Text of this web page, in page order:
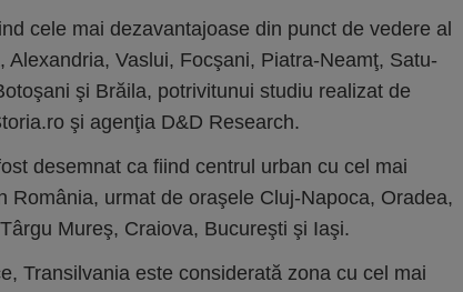
cele mai dezavantajoase din punct de vedere al
Alexandria, Vaslui, Focşani, Piatra-Neamţ, Satu-
şi Brăila, potrivitunui studiu realizat de
şi agenţia D&D Research.
desemnat ca fiind centrul urban cu cel mai
România, urmat de oraşele Cluj-Napoca, Oradea,
Mureş, Craiova, Bucureşti şi Iaşi.
Transilvania este considerată zona cu cel mai